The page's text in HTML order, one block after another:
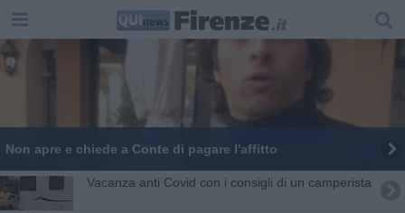
Non apre e chiede a Conte di pagare l'affitto
Vacanza anti Covid con i consigli di un camperista